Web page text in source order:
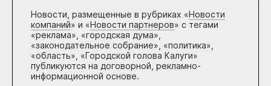
Новости, размещенные в рубриках «Новости
компаний» и «Новости партнеров» с тегами
«реклама», «городская дума»,
«законодательное собрание», «политика»,
«область», «Городской голова Калуги»
публикуются на договорной, рекламно-
информационной основе.